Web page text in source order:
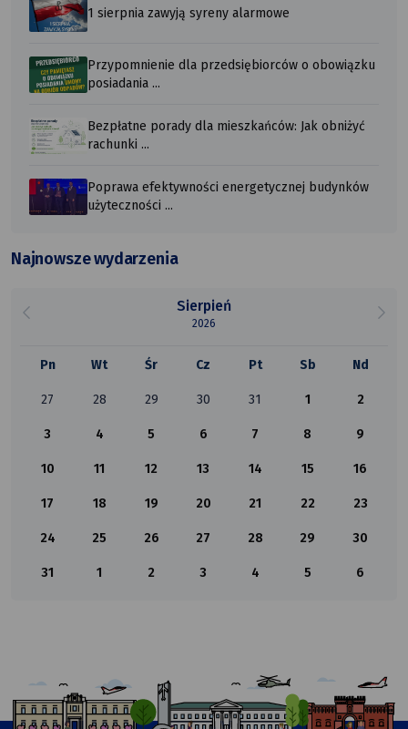
1 sierpnia zawyją syreny alarmowe
Przypomnienie dla przedsiębiorców o obowiązku
posiadania ...
Bezpłatne porady dla mieszkańców: Jak obniżyć
rachunki ...
Poprawa efektywności energetycznej budynków
użyteczności ...
Najnowsze wydarzenia
Sierpień
2026
Pn Wt Śr Cz Pt Sb Nd
27 28 29 30 31 1 2
3 4 5 6 7 8 9
10 11 12 13 14 15 16
17 18 19 20 21 22 23
24 25 26 27 28 29 30
31 1 2 3 4 5 6